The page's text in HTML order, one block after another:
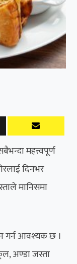
महत्त्वपूर्ण
दिनभर
मानिसमा
गर्न आवश्यक छ ।
अण्डा जस्ता